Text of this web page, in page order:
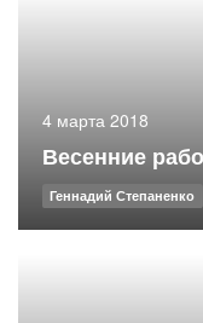
4 марта 2018
Весенние
Геннадий Степаненко